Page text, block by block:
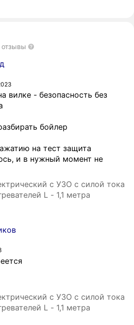
отзывы
вилке - безопасность без
бойлер
на тест защита
и в нужный момент не
с УЗО с силой тока
L - 1,1 метра
с УЗО с силой тока
L - 1,1 метра